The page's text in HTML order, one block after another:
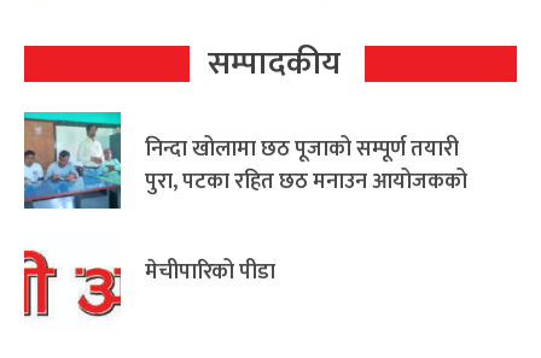
सम्पादकीय
निन्दा खोलामा छठ पूजाको सम्पूर्ण तयारी
पुरा, पटका रहित छठ मनाउन आयोजकको
मेचीपारिको पीडा